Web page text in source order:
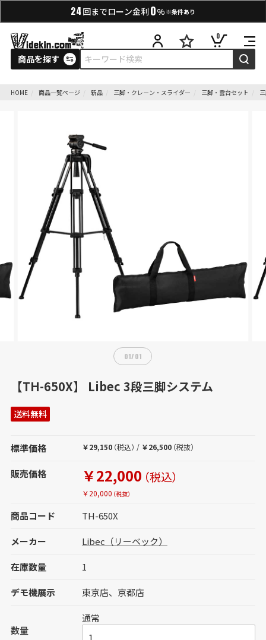
24 回までローン金利 0% ※条件あり
商品を探す
0
HOME 商品一覧ページ 新品 三脚・クレーン・スライダー 三脚・雲台セット
01/01
【TH-650X】 Libec 3段三脚システム
送料無料
標準価格 ￥29,150 （税込） / ￥26,500 （税抜）
販売価格 ￥22,000 （税込）
￥20,000 （税抜）
商品コード TH-650X
メーカー Libec（リーベック）
在庫数量 1
デモ機展示 東京店 京都店
数量
通常